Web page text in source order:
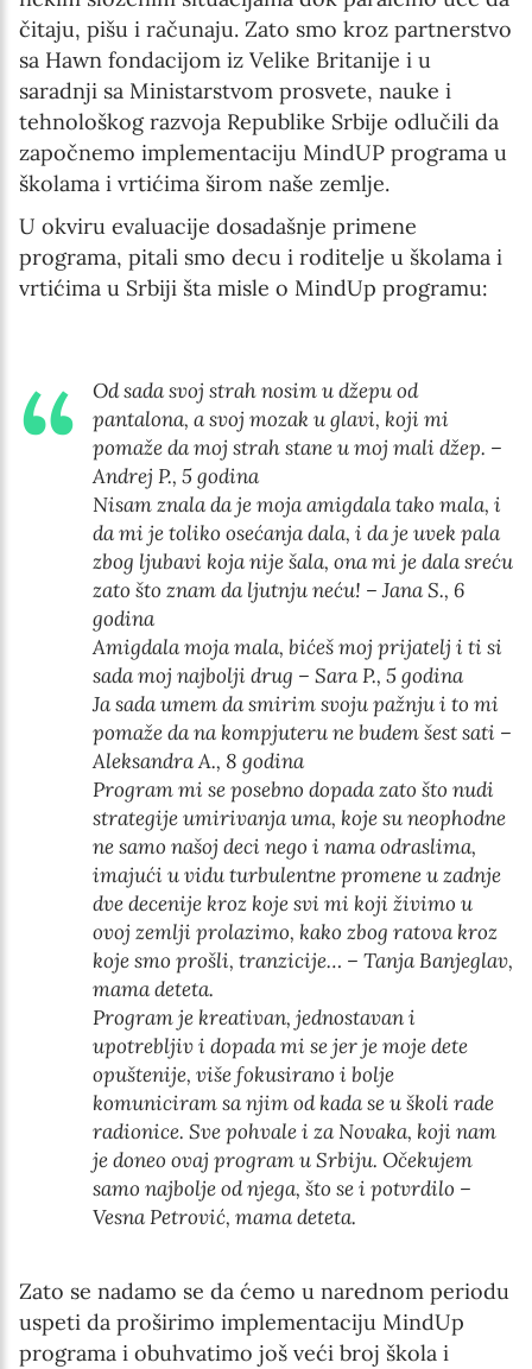
čitaju, pišu i računaju. Zato smo kroz partnerstvo
sa Hawn fondacijom iz Velike Britanije i u
saradnji sa Ministarstvom prosvete, nauke i
tehnološkog razvoja Republike Srbije odlučili da
započnemo implementaciju MindUP programa u
školama i vrtićima širom naše zemlje.
U okviru evaluacije dosadašnje primene
programa, pitali smo decu i roditelje u školama i
vrtićima u Srbiji šta misle o MindUp programu:
Od sada svoj strah nosim u džepu od
pantalona, a svoj mozak u glavi, koji mi
pomaže da moj strah stane u moj mali džep. –
Andrej P., 5 godina
Nisam znala da je moja amigdala tako mala, i
da mi je toliko osećanja dala, i da je uvek pala
zbog ljubavi koja nije šala, ona mi je dala sreću
zato što znam da ljutnju neću! – Jana S., 6
godina
Amigdala moja mala, bićeš moj prijatelj i ti si
sada moj najbolji drug – Sara P., 5 godina
Ja sada umem da smirim svoju pažnju i to mi
pomaže da na kompjuteru ne budem šest sati –
Aleksandra A., 8 godina
Program mi se posebno dopada zato što nudi
strategije umirivanja uma, koje su neophodne
ne samo našoj deci nego i nama odraslima,
imajući u vidu turbulentne promene u zadnje
dve decenije kroz koje svi mi koji živimo u
ovoj zemlji prolazimo, kako zbog ratova kroz
koje smo prošli, tranzicije… – Tanja Banjeglav,
mama deteta.
Program je kreativan, jednostavan i
upotrebljiv i dopada mi se jer je moje dete
opuštenije, više fokusirano i bolje
komuniciram sa njim od kada se u školi rade
radionice. Sve pohvale i za Novaka, koji nam
je doneo ovaj program u Srbiju. Očekujem
samo najbolje od njega, što se i potvrdilo –
Vesna Petrović, mama deteta.
Zato se nadamo se da ćemo u narednom periodu
uspeti da proširimo implementaciju MindUp
programa i obuhvatimo još veći broj škola i